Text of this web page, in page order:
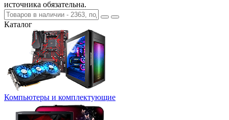
источника обязательна.
Каталог
Компьютеры и комплектующие